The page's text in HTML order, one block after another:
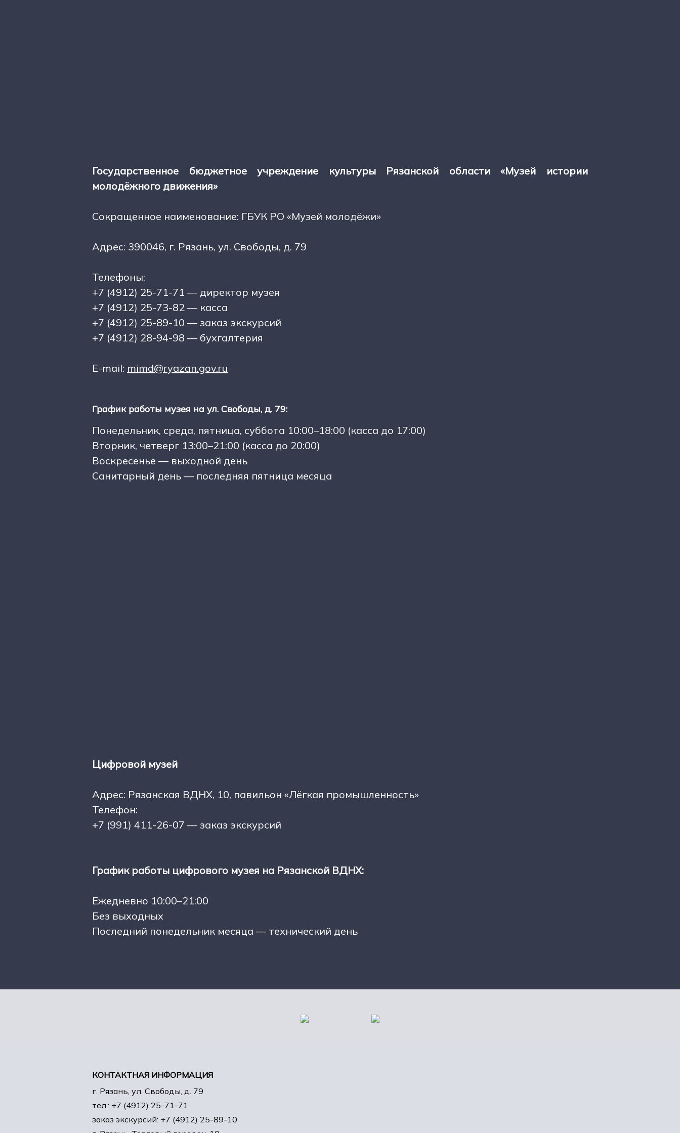
Государственное бюджетное учреждение культуры Рязанской области «Музей истории
молодёжного движения»
Сокращенное наименование: ГБУК РО «Музей молодёжи»
Адрес: 390046, г. Рязань, ул. Свободы, д. 79
Телефоны:
+7 (4912) 25-71-71 — директор музея
+7 (4912) 25-73-82 — касса
+7 (4912) 25-89-10 — заказ экскурсий
+7 (4912) 28-94-98 — бухгалтерия
E-mail: mimd@ryazan.gov.ru
График работы музея на ул. Свободы, д. 79:
Понедельник, среда, пятница, суббота 10:00–18:00 (касса до 17:00)
Вторник, четверг 13:00–21:00 (касса до 20:00)
Воскресенье — выходной день
Санитарный день — последняя пятница месяца
Цифровой музей
Адрес: Рязанская ВДНХ, 10, павильон «Лёгкая промышленность»
Телефон:
+7 (991) 411-26-07 — заказ экскурсий
График работы цифрового музея на Рязанской ВДНХ:
Ежедневно 10:00–21:00
Без выходных
Последний понедельник месяца — технический день
КОНТАКТНАЯ ИНФОРМАЦИЯ
г. Рязань, ул. Свободы, д. 79
тел.: +7 (4912) 25-71-71
заказ экскурсий: +7 (4912) 25-89-10